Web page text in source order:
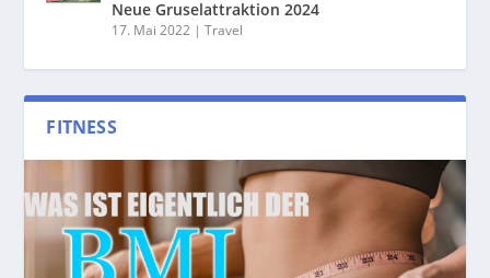
Neue Gruselattraktion 2024
17. Mai 2022 |Travel
FITNESS